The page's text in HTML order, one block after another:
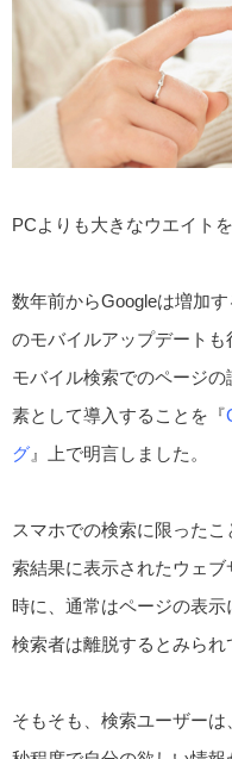
PCよりも大きなウエイト
数年前からGoogleは増加
のモバイルアップデート
モバイル検索でのページ
素として導入することを『
グ 』上で明言しました。
スマホでの検索に限った
索結果に表示されたウェ
時に、通常はページの表
検索者は離脱するとみられ
そもそも、検索ユーザー